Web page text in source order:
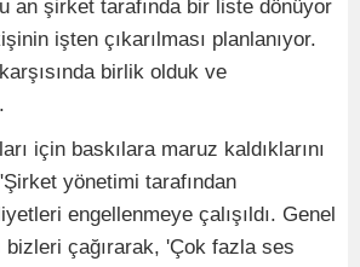
an şirket tarafında bir liste dönüyor
işten çıkarılması planlanıyor.
birlik olduk ve
için baskılara maruz kaldıklarını
yönetimi tarafından
engellenmeye çalışıldı. Genel
bizleri çağırarak, 'Çok fazla ses